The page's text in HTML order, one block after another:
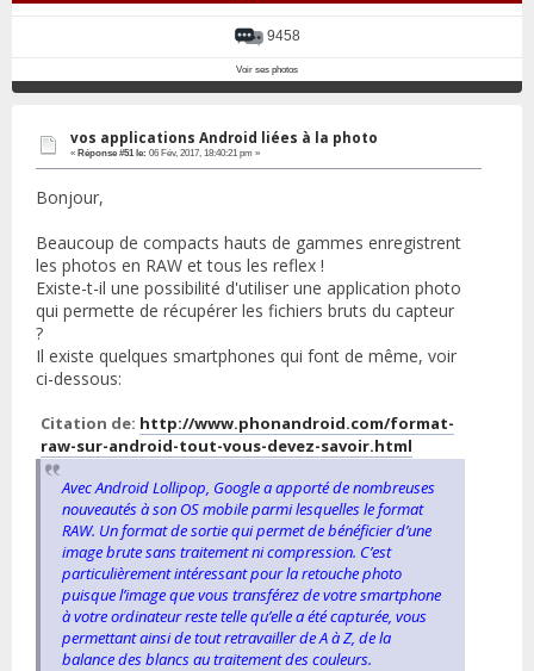
9458
Voir ses photos
vos applications Android liées à la photo
« Réponse #51 le: 06 Fév, 2017, 18:40:21 pm »
Bonjour,
Beaucoup de compacts hauts de gammes enregistrent
les photos en RAW et tous les reflex !
Existe-t-il une possibilité d'utiliser une application photo
qui permette de récupérer les fichiers bruts du capteur
?
Il existe quelques smartphones qui font de même, voir
ci-dessous:
Citation de: http://www.phonandroid.com/format-
raw-sur-android-tout-vous-devez-savoir.html
Avec Android Lollipop, Google a apporté de nombreuses
nouveautés à son OS mobile parmi lesquelles le format
RAW. Un format de sortie qui permet de bénéficier d’une
image brute sans traitement ni compression. C’est
particulièrement intéressant pour la retouche photo
puisque l’image que vous transférez de votre smartphone
à votre ordinateur reste telle qu’elle a été capturée, vous
permettant ainsi de tout retravailler de A à Z, de la
balance des blancs au traitement des couleurs.